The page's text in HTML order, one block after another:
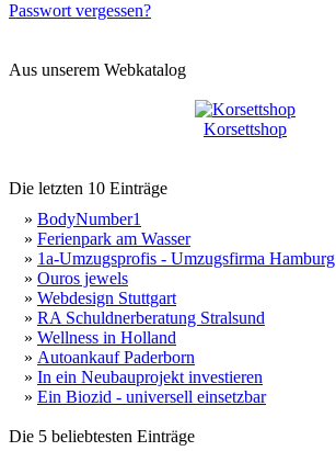
Passwort vergessen?
Aus unserem Webkatalog
Korsettshop
Die letzten 10 Einträge
» BodyNumber1
» Ferienpark am Wasser
» 1a-Umzugsprofis - Umzugsfirma Hamburg
» Ouros jewels
» Webdesign Stuttgart
» RA Schuldnerberatung Stralsund
» Wellness in Holland
» Autoankauf Paderborn
» In ein Neubauprojekt investieren
» Ein Biozid - universell einsetzbar
Die 5 beliebtesten Einträge